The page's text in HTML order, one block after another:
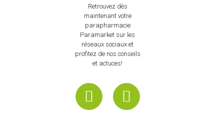
Retrouvez dès
maintenant votre
parapharmacie
Paramarket sur les
réseaux sociaux et
profitez de nos conseils
et actuces!